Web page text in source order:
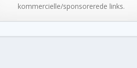
kommercielle/sponsorerede links.